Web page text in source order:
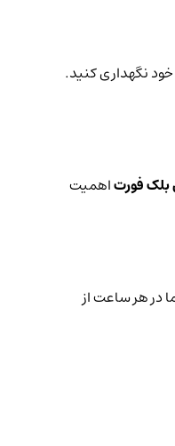
خود نگهداری کنید.
فورتاهمیت
در هر ساعت از